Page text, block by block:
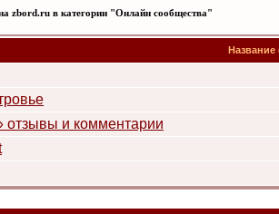
zbord.ru в категории "Онлайн сообщества"
и комментарии